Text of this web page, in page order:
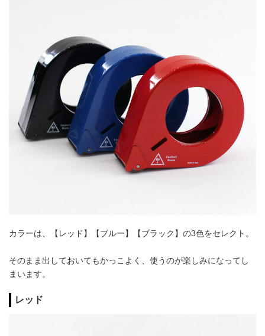
カラーは、【レッド】【ブルー】【ブラック】の3色をセレクト。
そのまま出しておいてもかっこよく、使うのが楽しみになってし
まいます。
レッド